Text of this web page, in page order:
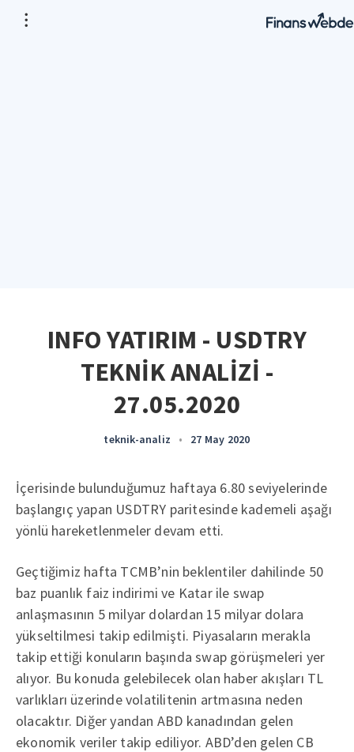
INFO YATIRIM - USDTRY
TEKNİK ANALİZİ -
27.05.2020
teknik-analiz • 27 May 2020
İçerisinde bulunduğumuz haftaya 6.80 seviyelerinde
başlangıç yapan USDTRY paritesinde kademeli aşağı
yönlü hareketlenmeler devam etti.
Geçtiğimiz hafta TCMB’nin beklentiler dahilinde 50
baz puanlık faiz indirimi ve Katar ile swap
anlaşmasının 5 milyar dolardan 15 milyar dolara
yükseltilmesi takip edilmişti. Piyasaların merakla
takip ettiği konuların başında swap görüşmeleri yer
alıyor. Bu konuda gelebilecek olan haber akışları TL
varlıkları üzerinde volatilitenin artmasına neden
olacaktır. Diğer yandan ABD kanadından gelen
ekonomik veriler takip ediliyor. ABD’den gelen CB